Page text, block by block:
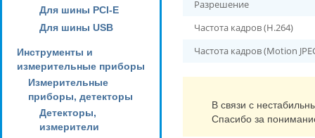
Для шины PCI-E
Для шины USB
Инструменты и
измерительные приборы
Измерительные
приборы, детекторы
Детекторы,
измерители
Разрешение
Частота кадров (H.264)
Частота кадров (Motion
В связи с
Спасибо за